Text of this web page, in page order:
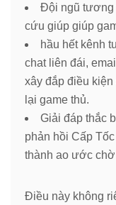
Đội ngũ tương
cứu giúp giúp
hầu hết kênh
chat liên đái,
xây đắp điều kiện
lại game thủ.
Giải đáp thắc
phản hồi Cấp
thành ao ước
Điều này không